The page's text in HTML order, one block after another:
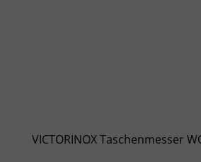
VICTORINOX Taschenmesser